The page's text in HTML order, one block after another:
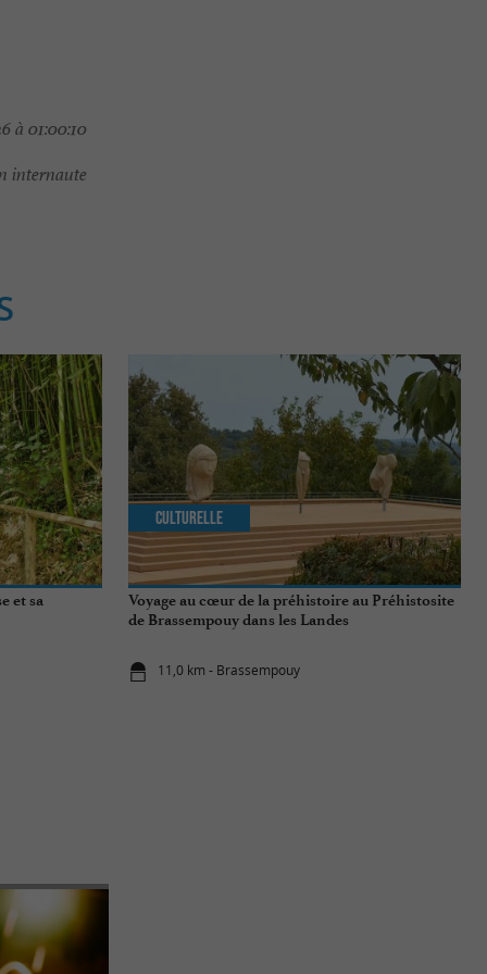
à 01:00:10
internaute
et sa
Voyage au cœur de la préhistoire au Préhistosite
de Brassempouy dans les Landes
11,0 km - Brassempouy
Culturelle